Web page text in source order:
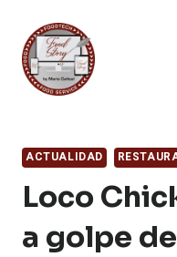
contenido
ACTUALIDAD
Loco
a golpe